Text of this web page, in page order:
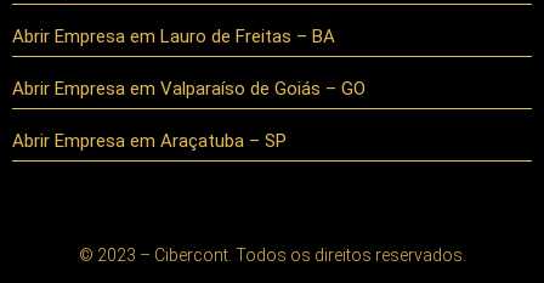
Abrir Empresa em Lauro de Freitas – BA
Abrir Empresa em Valparaíso de Goiás – GO
Abrir Empresa em Araçatuba – SP
© 2023 – Cibercont. Todos os direitos reservados.